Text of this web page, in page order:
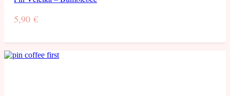
5,90€